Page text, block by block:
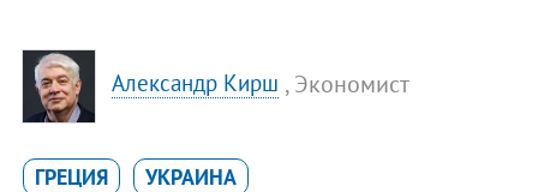
Александр Кирш , Экономист
ГРЕЦИЯ
УКРАИНА